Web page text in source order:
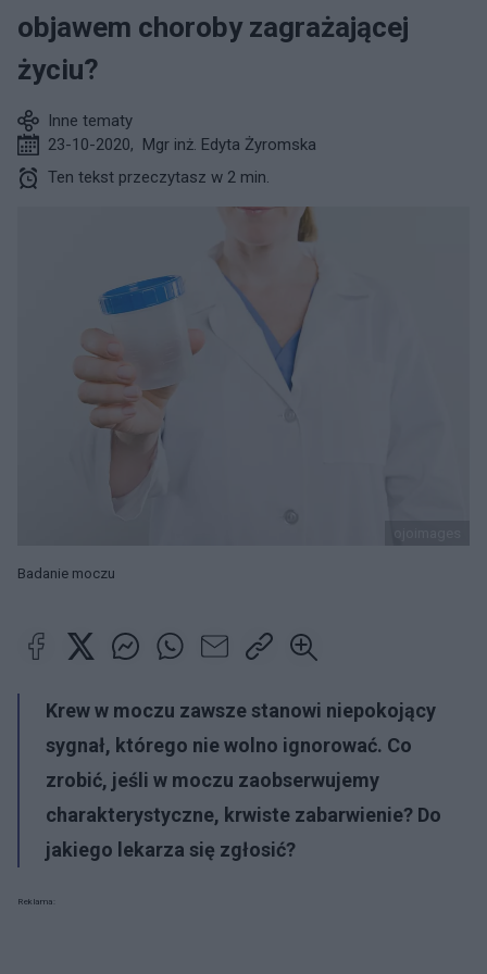
objawem choroby zagrażającej
życiu?
Inne tematy
23-10-2020, Mgr inż. Edyta Żyromska
Ten tekst przeczytasz w 2 min.
Badanie moczu
Krew w moczu zawsze stanowi niepokojący
sygnał, którego nie wolno ignorować. Co
zrobić, jeśli w moczu zaobserwujemy
charakterystyczne, krwiste zabarwienie? Do
jakiego lekarza się zgłosić?
Reklama: